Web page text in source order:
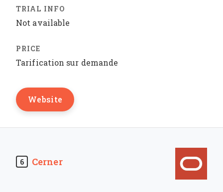
Not available
Tarification sur demande
Website
6 Cerner